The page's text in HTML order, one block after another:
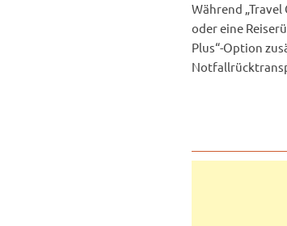
Während
oder eine
Plus“-Option